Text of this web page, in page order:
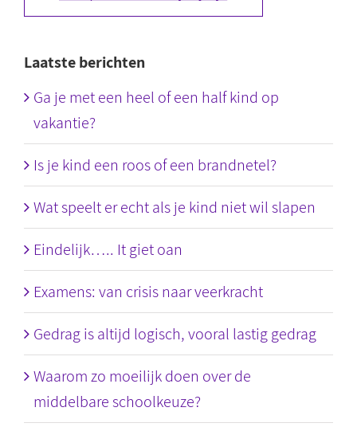
Laatste berichten
Ga je met een heel of een half kind op
vakantie?
Is je kind een roos of een brandnetel?
Wat speelt er echt als je kind niet wil slapen
Eindelijk….. It giet oan
Examens: van crisis naar veerkracht
Gedrag is altijd logisch, vooral lastig gedrag
Waarom zo moeilijk doen over de
middelbare schoolkeuze?